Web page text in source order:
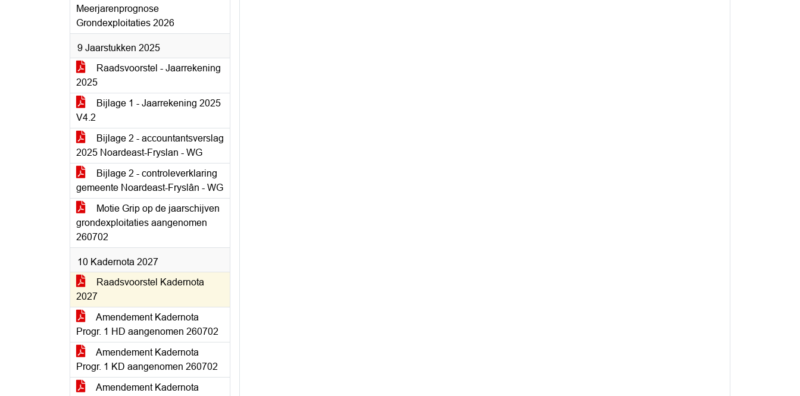
Meerjarenprognose
Grondexploitaties 2026
9 Jaarstukken 2025
Raadsvoorstel - Jaarrekening
2025
Bijlage 1 - Jaarrekening 2025
V4.2
Bijlage 2 - accountantsverslag
2025 Noardeast-Fryslan - WG
Bijlage 2 - controleverklaring
gemeente Noardeast-Fryslân - WG
Motie Grip op de jaarschijven
grondexploitaties aangenomen
260702
10 Kadernota 2027
Raadsvoorstel Kadernota
2027
Amendement Kadernota
Progr. 1 HD aangenomen 260702
Amendement Kadernota
Progr. 1 KD aangenomen 260702
Amendement Kadernota